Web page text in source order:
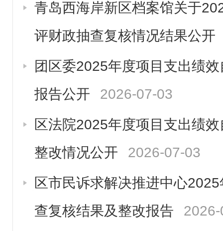
青岛西海岸新区档案馆关于
评财政抽查复核情况结果公开
团区委2025年度项目支出绩
报告公开
2026-07-03
区法院2025年度项目支出绩
整改情况公开
2026-07-03
区市民诉求解决推进中心
查复核结果及整改报告